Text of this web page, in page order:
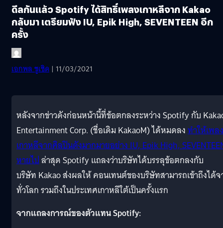
ดีลกันแล้ว Spotify ได้สิทธิ์เพลงเกาหลีจาก Kakao
กลับมา เตรียมฟัง IU, Epik High, SEVENTEEN อีก
ครั้ง
เอกพล ชูเชิด | 11/03/2021
หลังจากข่าวดังก่อนหน้านี้ที่ข้อตกลงระหว่าง Spotify กับ
Entertainment Corp. (ชื่อเดิม KakaoM) ได้หมดลงทำให้เพลง
เกาหลีจากศิลปินดังมากมายอย่าง IU, Epik High,
หายไปล่าสุด Spotify แถลงว่าบริษัทได้บรรลุข้อตกลงกับ
บริษัท Kakao ส่งผลให้ คอนเทนต์ของบริษัทสามารถเข้าถึงได้
ทั่วโลก รวมถึงในประเทศเกาหลีใต้เป็นครั้งแรก
จากแถลงการณ์ของตัวแทน Spotify: